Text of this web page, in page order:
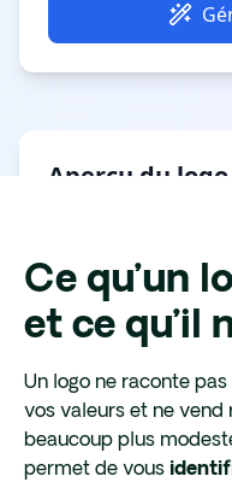
Ce qu’un
et ce qu’il
Un logo ne raconte
vos valeurs et ne
beaucoup plus
permet de vous